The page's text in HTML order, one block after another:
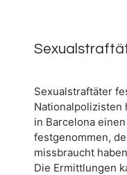
Sexualstraftäter
Nationalpolizisten
in Barcelona
festgenommen,
missbraucht
Die Ermittlungen